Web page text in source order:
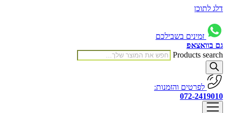
דלג לתוכן
זמינים בשבילכם
גם בוואצאפ
Products search
לפרטים והזמנות:
072-2419010